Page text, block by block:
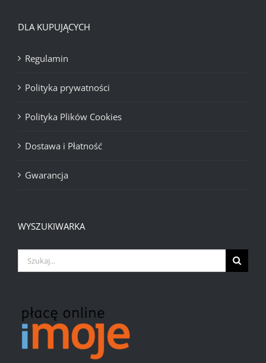
DLA KUPUJĄCYCH
Regulamin
Polityka prywatności
Polityka Plików Cookies
Dostawa i Płatność
Gwarancja
WYSZUKIWARKA
Szukaj